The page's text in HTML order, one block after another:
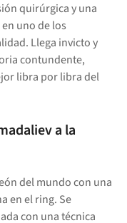
quirúrgica y una
uno de los
Llega invicto y
contundente,
libra por libra del
a la
del mundo con una
en el ring. Se
con una técnica